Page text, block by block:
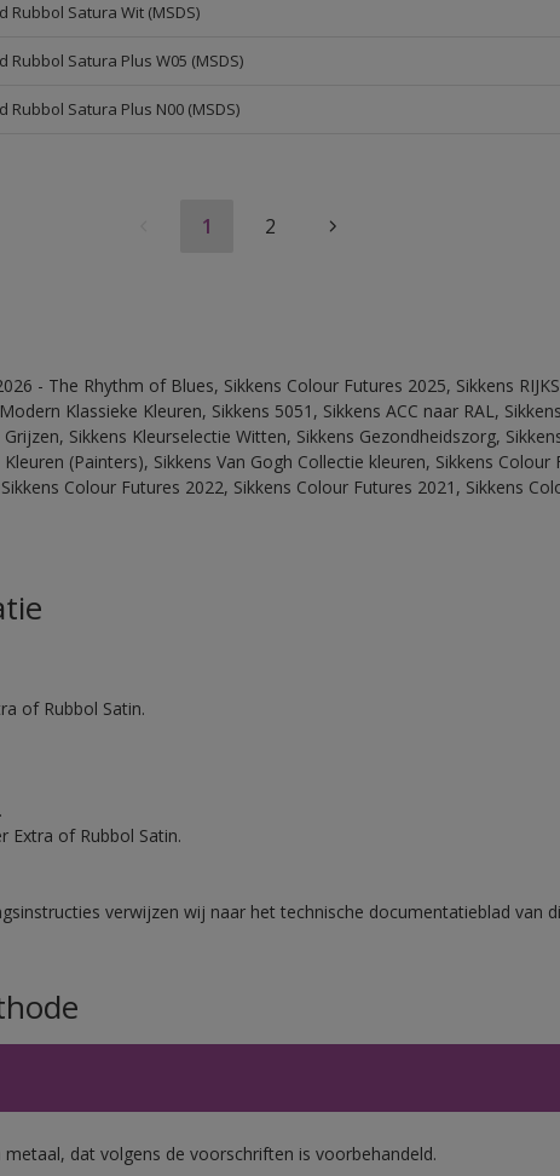
Satura Wit (MSDS)
Satura Plus W05 (MSDS)
Satura Plus N00 (MSDS)
1 2
- The Rhythm of Blues, Sikkens Colour Futures 2025, Sikkens
Klassieke Kleuren, Sikkens 5051, Sikkens ACC naar RAL,
Sikkens Kleurselectie Witten, Sikkens Gezondheidszorg,
(Painters), Sikkens Van Gogh Collectie kleuren, Sikkens Colour
Colour Futures 2022, Sikkens Colour Futures 2021, Sikkens
of Rubbol Satin.
Extra of Rubbol Satin.
verwijzen wij naar het technische documentatieblad van
dat volgens de voorschriften is voorbehandeld.